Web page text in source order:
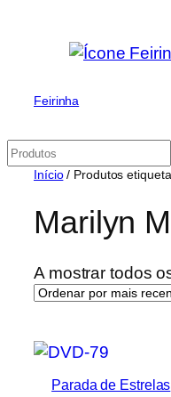
Feirinha
Pesquisar
Início/ Produtos
Marilyn
A mostrar todos
Parada de Estrelas